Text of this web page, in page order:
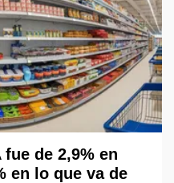
de 2,9% en
en lo que va de